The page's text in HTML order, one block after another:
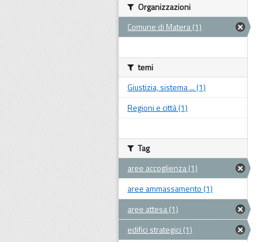
Organizzazioni
Comune di Matera (1)
temi
Giustizia, sistema ... (1)
Regioni e città (1)
Tag
aree accoglienza (1)
aree ammassamento (1)
aree attesa (1)
edifici strategici (1)